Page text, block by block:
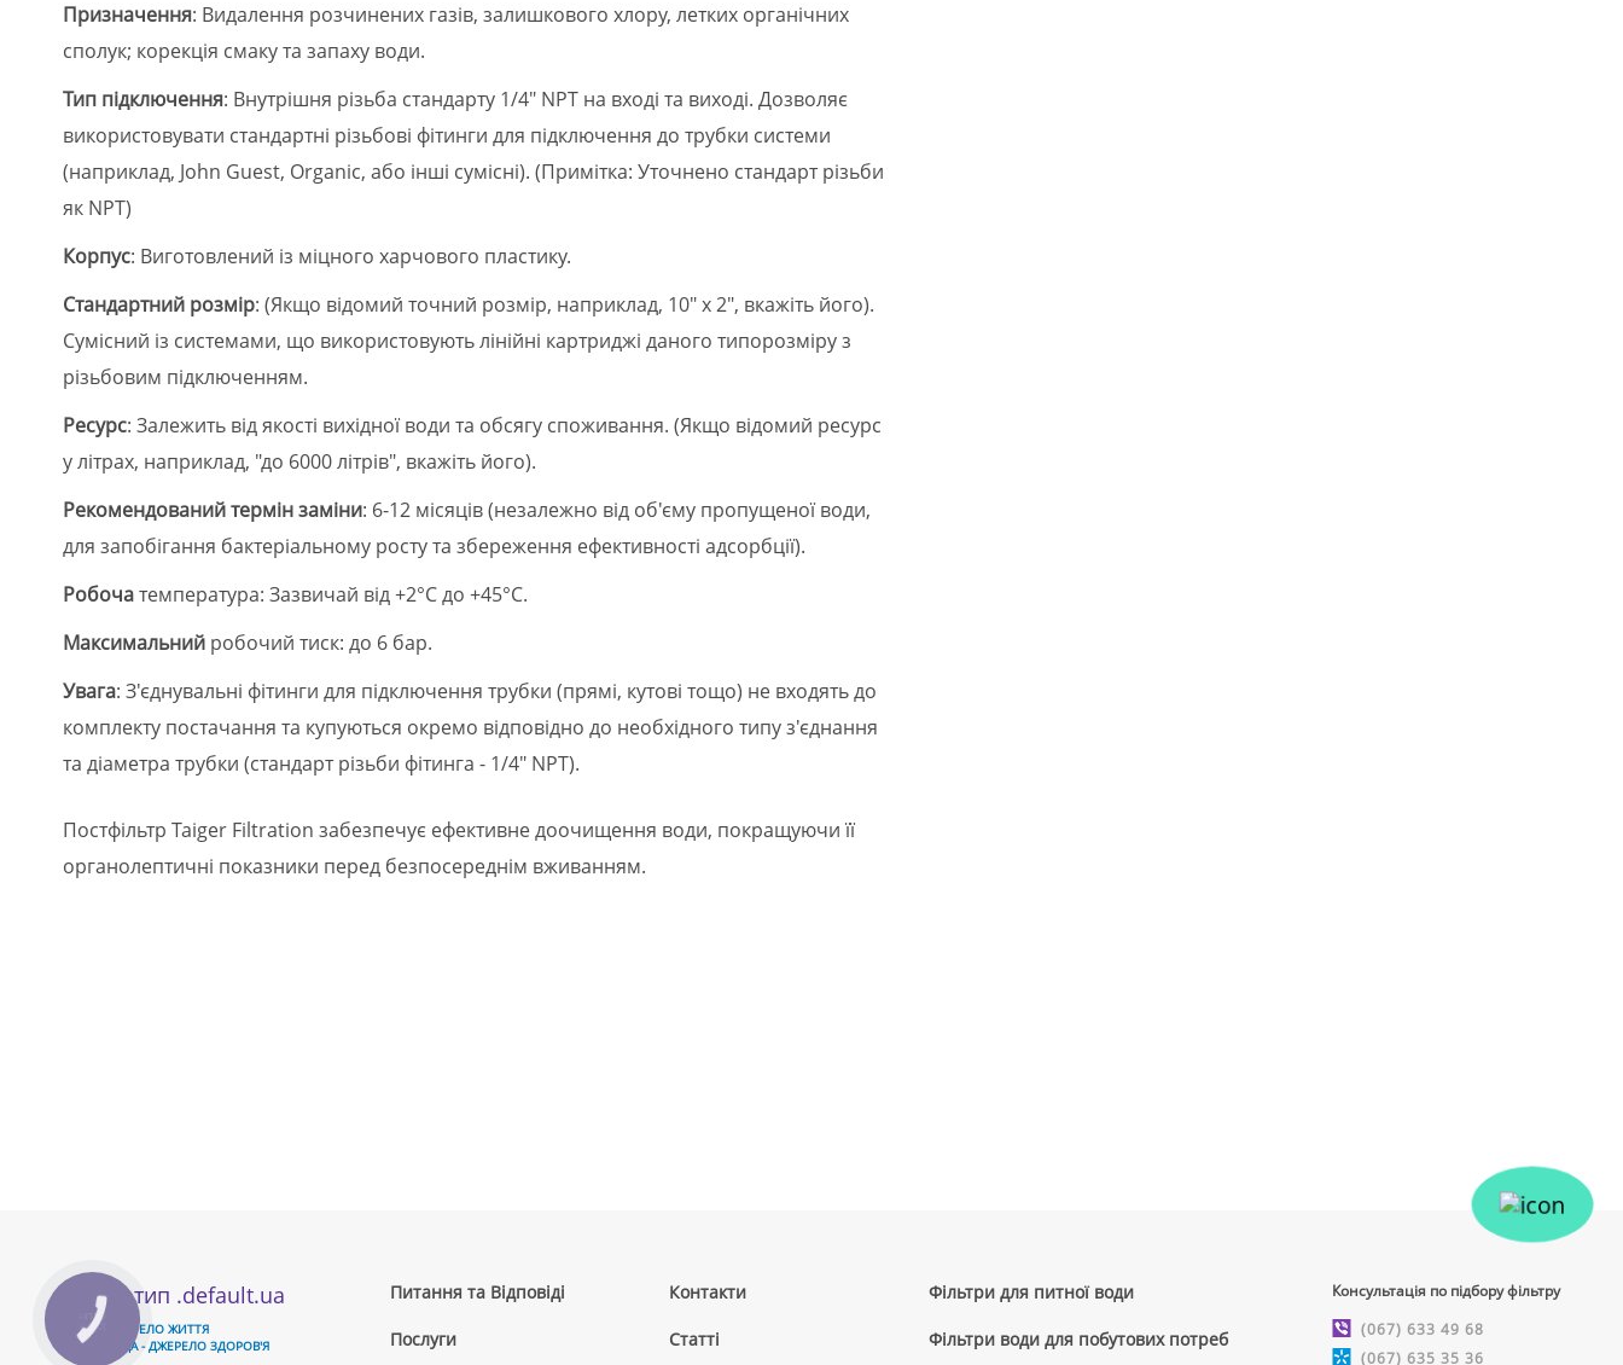
Призначення: Видалення розчинених газів, залишкового хлору, летких органічних
сполук; корекція смаку та запаху води.
Тип підключення: Внутрішня різьба стандарту 1/4" NPT на вході та виході. Дозволяє
використовувати стандартні різьбові фітинги для підключення до трубки системи
(наприклад, John Guest, Organic, або інші сумісні). (Примітка: Уточнено стандарт різьби
як NPT)
Корпус: Виготовлений із міцного харчового пластику.
Стандартний розмір: (Якщо відомий точний розмір, наприклад, 10" x 2", вкажіть його).
Сумісний із системами, що використовують лінійні картриджі даного типорозміру з
різьбовим підключенням.
Ресурс: Залежить від якості вихідної води та обсягу споживання. (Якщо відомий ресурс
у літрах, наприклад, "до 6000 літрів", вкажіть його).
Рекомендований термін заміни: 6-12 місяців (незалежно від об'єму пропущеної води,
для запобігання бактеріальному росту та збереження ефективності адсорбції).
Робочатемпература: Зазвичай від +2°C до +45°C.
Максимальний робочий тиск: до 6 бар.
Увага: З'єднувальні фітинги для підключення трубки (прямі, кутові тощо) не входять до
комплекту постачання та купуються окремо відповідно до необхідного типу з'єднання
та діаметра трубки (стандарт різьби фітинга - 1/4" NPT).
Постфільтр Taiger Filtration забезпечує ефективне доочищення води, покращуючи її
органолептичні показники перед безпосереднім вживанням.
ВОДА - ДЖЕРЕЛО ЖИТТЯ
ЧИСТА ВОДА - ДЖЕРЕЛО ЗДОРОВ'Я
Питання та Відповіді
Послуги
Контакти
Cтатті
Фільтри для питної води
Фільтри води для побутових потреб
Консультація по підбору фільтру
(067) 633 49 68
(067) 635 35 36